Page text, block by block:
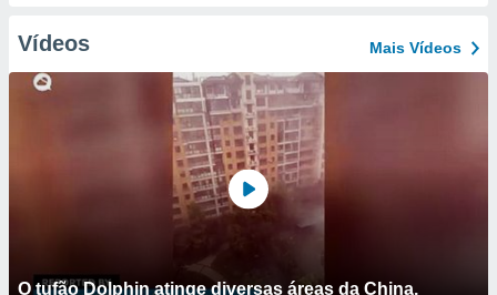
Vídeos Mais Vídeos
O tufão Dolphin atinge diversas áreas da China.